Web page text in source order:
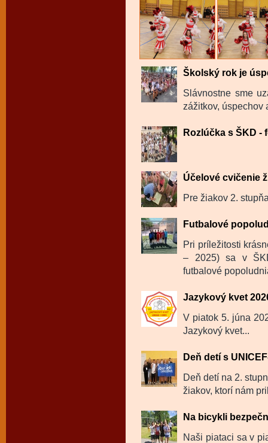
Školský rok je
Slávnostne sme
zážitkov, úspechov
Rozlúčka s ŠKD -
Účelové cvičenie
Pre žiakov 2.
Futbalové
Pri príležitosti
– 2025) sa v
futbalové
Jazykový kvet
V piatok 5. júna
Jazykový kvet...
Deň detí s
Deň detí na 2.
žiakov, ktorí nám
Na bicykli
Naši piataci sa v